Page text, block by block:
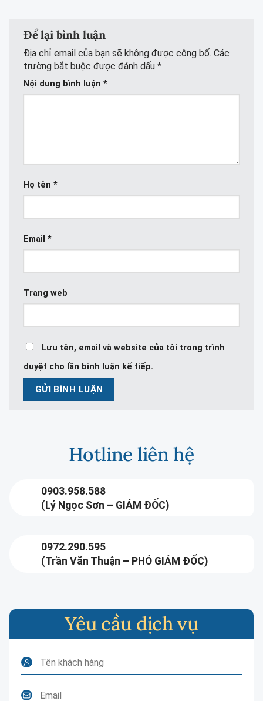
Để lại bình luận
Địa chỉ email của bạn sẽ không được công bố. Các
trường bắt buộc được đánh dấu *
Nội dung bình luận *
Họ tên *
Email *
Trang web
Lưu tên, email và website của tôi trong trình
duyệt cho lần bình luận kế tiếp.
Hotline liên hệ
0903.958.588
(Lý Ngọc Sơn – GIÁM ĐỐC)
0972.290.595
(Trần Văn Thuận – PHÓ GIÁM ĐỐC)
Yêu cầu dịch vụ